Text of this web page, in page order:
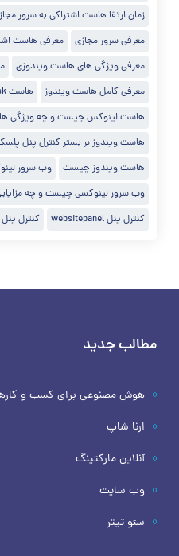
زمان ارتقا هاست اشتراکی به سرور
معرفی سرور مجازی
معرفی هاست
معرفی ویژگی های هاست ویندوزی
معرفی کامل هاست ویندوز
هاست plesk
هاست لینوکس چیست و چه ویژگی
هاست ویندوز بر بستر کنترل پنل
هاست ویندوز چیست
وب سرور
وب سرور لینوکسی چیست و چه
کنترل پنل websitepanel
کنترل
مطالب جدید
هوش مصنوعی برای کسب و
ارنا شاپ
آنلاین مارکتینگ
وب سایت
سئو تیتر